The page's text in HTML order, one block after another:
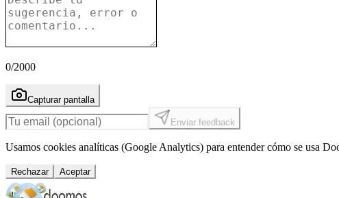
0/2000
Capturar pantalla
Enviar feedback
Usamos cookies analíticas (Google Analytics) para entender cómo se usa
Rechazar Aceptar